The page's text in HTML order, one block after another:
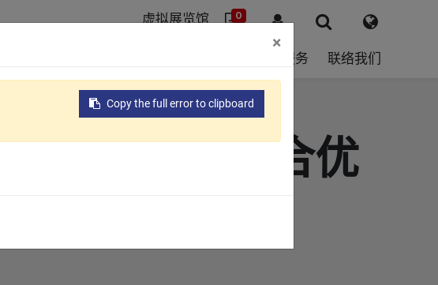
支援服务 联络我们
0
虚拟展览馆
培养虚实整合优
×
Copy the full error to clipboard